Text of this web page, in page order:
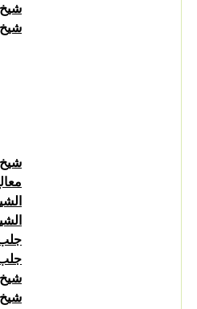
شيخ
جلب
شيخ